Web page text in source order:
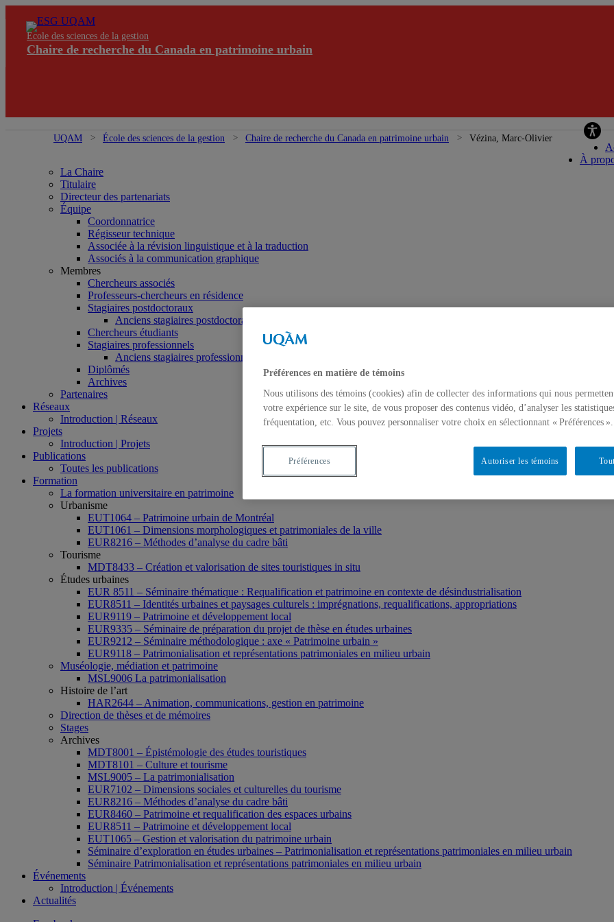
École des sciences de la gestion
Chaire de recherche du Canada en patrimoine urbain
UQAM École des sciences de la gestion Chaire de recherche du Canada en patrimoine urbain Vézina, Marc-Olivier
À
La Chaire
Titulaire
Directeur des partenariats
Équipe
Coordonnatrice
Régisseur technique
Associée à la révision linguistique et à la traduction
Associés à la communication graphique
Membres
Chercheurs associés
Professeurs-chercheurs en résidence
Stagiaires postdoctoraux
Anciens stagiaires postdoctoraux
Chercheurs étudiants
Stagiaires professionnels
Anciens stagiaires professionnels
Diplômés
Archives
Partenaires
Réseaux
Introduction | Réseaux
Projets
Introduction | Projets
Publications
Toutes les publications
Formation
La formation universitaire en patrimoine
Urbanisme
EUT1064 – Patrimoine urbain de Montréal
EUT1061 – Dimensions morphologiques et patrimoniales de la ville
EUR8216 – Méthodes d’analyse du cadre bâti
Tourisme
MDT8433 – Création et valorisation de sites touristiques in situ
Études urbaines
EUR 8511 – Séminaire thématique : Requalification et patrimoine en contexte de désindustrialisation
EUR8511 – Identités urbaines et paysages culturels : imprégnations, requalifications, appropriations
EUR9119 – Patrimoine et développement local
EUR9335 – Séminaire de préparation du projet de thèse en études urbaines
EUR9212 – Séminaire méthodologique : axe « Patrimoine urbain »
EUR9118 – Patrimonialisation et représentations patrimoniales en milieu urbain
Muséologie, médiation et patrimoine
MSL9006 La patrimonialisation
Histoire de l’art
HAR2644 – Animation, communications, gestion en patrimoine
Direction de thèses et de mémoires
Stages
Archives
MDT8001 – Épistémologie des études touristiques
MDT8101 – Culture et tourisme
MSL9005 – La patrimonialisation
EUR7102 – Dimensions sociales et culturelles du tourisme
EUR8216 – Méthodes d’analyse du cadre bâti
EUR8460 – Patrimoine et requalification des espaces urbains
EUR8511 – Patrimoine et développement local
EUT1065 – Gestion et valorisation du patrimoine urbain
Séminaire d’exploration en études urbaines – Patrimonialisation et représentations patrimoniales en milieu urbain
Séminaire Patrimonialisation et représentations patrimoniales en milieu urbain
Événements
Introduction | Événements
Actualités
Préférences en matière de témoins
Nous utilisons des témoins (cookies) afin de collecter des informations qui nous
votre expérience sur le site, de vous proposer des contenus vidéo, d’analyser les
fréquentation, etc. Vous pouvez personnaliser votre choix en sélectionnant « Préférences ».
Autoriser les témoins
Préférences